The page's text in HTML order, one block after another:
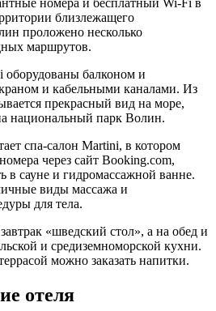
близлежащего
проложено несколько
маршрутов.
балконом и
и кабельными каналами. Из
прекрасный вид на море,
национальный парк Волин.
спа-салон Martini, в котором
через сайт Booking.com,
в сауне и гидромассажной ванне.
виды массажа и
для тела.
«шведский стол», а на обед и
и средиземноморской кухни.
можно заказать напитки.
отеля